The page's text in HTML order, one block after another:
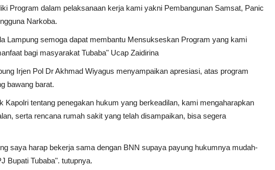
Program dalam pelaksanaan kerja kami yakni Pembangunan Samsat, Panic
Narkoba.
Lampung semoga dapat membantu Mensukseskan Program yang kami
bagi masyarakat Tubaba" Ucap Zaidirina
Irjen Pol Dr Akhmad Wiyagus menyampaikan apresiasi, atas program
bawang barat.
Kapolri tentang penegakan hukum yang berkeadilan, kami mengaharapkan
serta rencana rumah sakit yang telah disampaikan, bisa segera
saya harap bekerja sama dengan BNN supaya payung hukumnya mudah-
Bupati Tubaba". tutupnya.